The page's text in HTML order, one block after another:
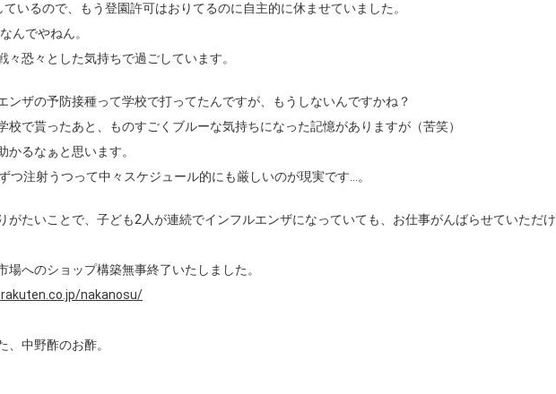
いるので、もう登園許可はおりてるのに自主的に休ませていました。
んでやねん。
恐々とした気持ちで過ごしています。
ンザの予防接種って学校で打ってたんですが、もうしないんですかね？
校で貰ったあと、ものすごくブルーな気持ちになった記憶がありますが（苦笑）
るなぁと思います。
つ注射うつって中々スケジュール的にも厳しいのが現実です…。
がたいことで、子ども2人が連続でインフルエンザになっていても、お仕事がんばらせていただけ
へのショップ構築無事終了いたしました。
nakanosu/
中野酢のお酢。